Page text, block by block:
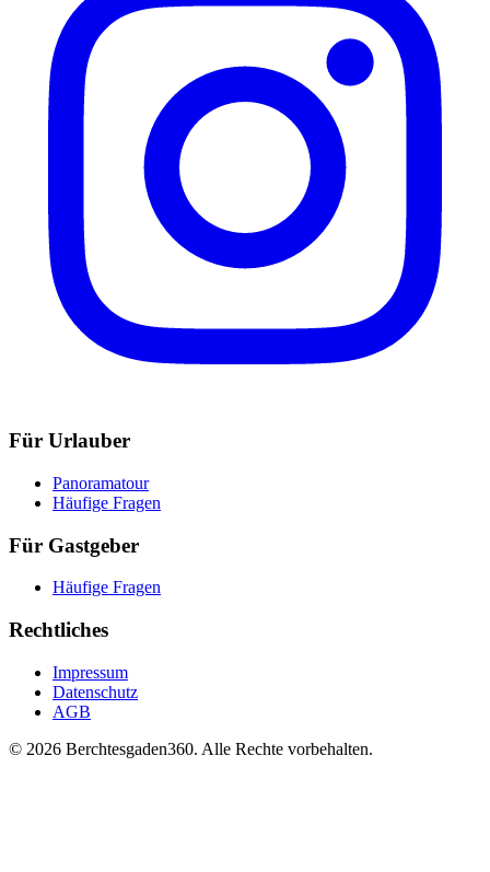
Für Urlauber
Panoramatour
Häufige Fragen
Für Gastgeber
Häufige Fragen
Rechtliches
Impressum
Datenschutz
AGB
© 2026 Berchtesgaden360. Alle Rechte vorbehalten.